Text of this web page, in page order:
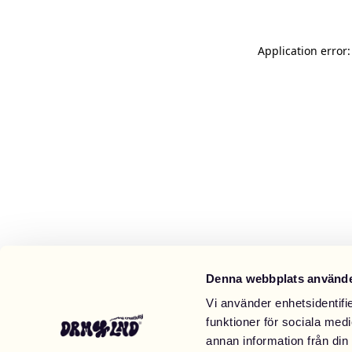
Denna webbplats
Vi använder
funktioner för sociala
annan information från
Application